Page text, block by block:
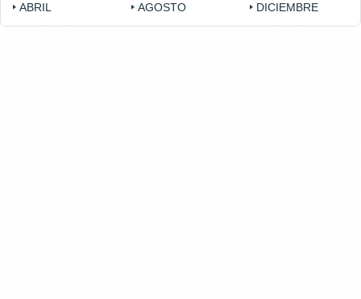
ABRIL
AGOSTO
DICIEMBRE